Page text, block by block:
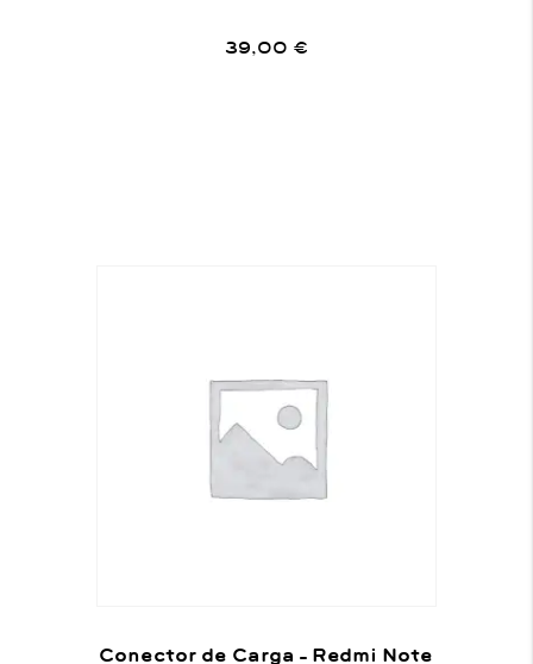
39,00 €
Conector de Carga – Redmi Note